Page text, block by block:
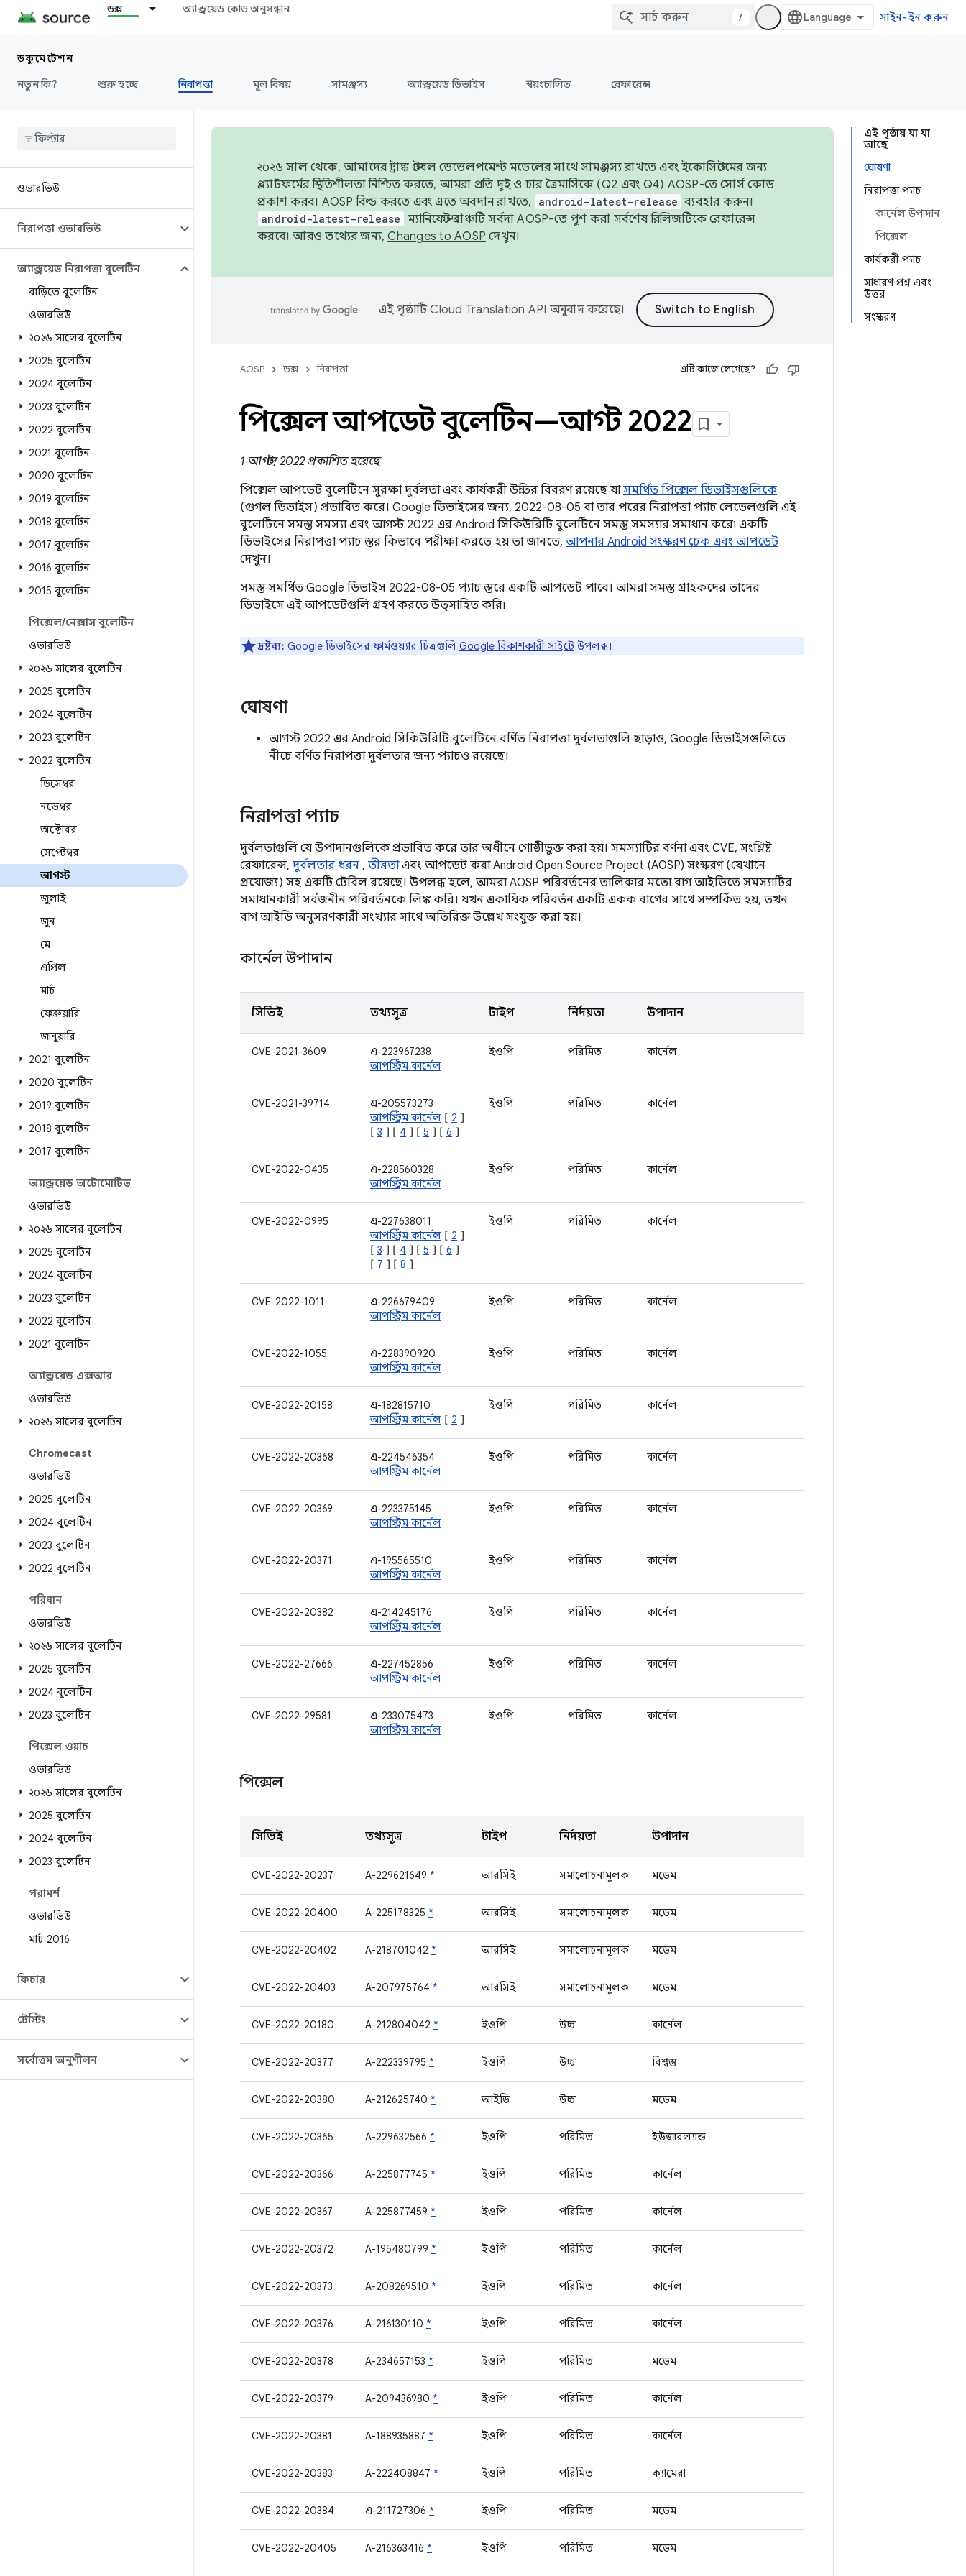
ডক্স অ্যান্ড্রয়েড কোড অনুসন্ধান
/ সাইন-ইন করুন
ডকুমেন্টেশন
নতুন কি?
শুরু হচ্ছে নিরাপত্তা মূল বিষয় সামঞ্জস্য অ্যান্ড্রয়েড ডিভাইস স্বয়ংচালিত রেফারেন্স
ওভারভিউ
নিরাপত্তা ওভারভিউ
অ্যান্ড্রয়েড নিরাপত্তা বুলেটিন
বাড়িতে বুলেটিন
ওভারভিউ
২০২৬ সালের বুলেটিন
2025 বুলেটিন
2024 বুলেটিন
2023 বুলেটিন
2022 বুলেটিন
2021 বুলেটিন
2020 বুলেটিন
2019 বুলেটিন
2018 বুলেটিন
2017 বুলেটিন
2016 বুলেটিন
2015 বুলেটিন
পিক্সেল/নেক্সাস বুলেটিন
ওভারভিউ
২০২৬ সালের বুলেটিন
2025 বুলেটিন
2024 বুলেটিন
2023 বুলেটিন
2022 বুলেটিন
ডিসেম্বর
নভেম্বর
অক্টোবর
সেপ্টেম্বর
আগস্ট
জুলাই
জুন
মে
এপ্রিল
মার্চ
ফেব্রুয়ারি
জানুয়ারি
2021 বুলেটিন
2020 বুলেটিন
2019 বুলেটিন
2018 বুলেটিন
2017 বুলেটিন
অ্যান্ড্রয়েড অটোমোটিভ
ওভারভিউ
২০২৬ সালের বুলেটিন
2025 বুলেটিন
2024 বুলেটিন
2023 বুলেটিন
2022 বুলেটিন
2021 বুলেটিন
অ্যান্ড্রয়েড এক্সআর
ওভারভিউ
২০২৬ সালের বুলেটিন
Chromecast
ওভারভিউ
2025 বুলেটিন
2024 বুলেটিন
2023 বুলেটিন
2022 বুলেটিন
পরিধান
ওভারভিউ
২০২৬ সালের বুলেটিন
2025 বুলেটিন
2024 বুলেটিন
2023 বুলেটিন
পিক্সেল ওয়াচ
ওভারভিউ
২০২৬ সালের বুলেটিন
2025 বুলেটিন
2024 বুলেটিন
2023 বুলেটিন
পরামর্শ
ওভারভিউ
মার্চ 2016
ফিচার
টেস্টিং
সর্বোত্তম অনুশীলন
এই পৃষ্ঠায় যা যা
আছে
ঘোষণা
নিরাপত্তা প্যাচ
কার্নেল উপাদান
পিক্সেল
কার্যকরী প্যাচ
সাধারণ প্রশ্ন এবং
উত্তর
সংস্করণ
২০২৬ সাল থেকে, আমাদের ট্রাঙ্ক স্টেবল ডেভেলপমেন্ট মডেলের সাথে সামঞ্জস্য রাখতে এবং ইকোসিস্টেমের জন্য
প্ল্যাটফর্মের স্থিতিশীলতা নিশ্চিত করতে, আমরা প্রতি দুই ও চার ত্রৈমাসিকে (Q2 এবং Q4) AOSP-তে সোর্স কোড
প্রকাশ করব। AOSP বিল্ড করতে এবং এতে অবদান রাখতে,
android-latest-release ব্যবহার করুন।
android-latest-release ম্যানিফেস্ট ব্রাঞ্চটি সর্বদা AOSP-তে পুশ করা সর্বশেষ রিলিজটিকে রেফারেন্স
করবে। আরও তথ্যের জন্য,Changes to AOSP দেখুন।
এই পৃষ্ঠাটিCloud Translation API অনুবাদ করেছে।
AOSP ডক্স নিরাপত্তা এটি কাজে লেগেছে?
পিক্সেল আপডেট বুলেটিন—আগস্ট 2022
1 আগস্ট, 2022 প্রকাশিত হয়েছে
পিক্সেল আপডেট বুলেটিনে সুরক্ষা দুর্বলতা এবং কার্যকরী উন্নতির বিবরণ রয়েছে যাসমর্থিত পিক্সেল ডিভাইসগুলিকে
(গুগল ডিভাইস) প্রভাবিত করে। Google ডিভাইসের জন্য, 2022-08-05 বা তার পরের নিরাপত্তা প্যাচ লেভেলগুলি এই
বুলেটিনে সমস্ত সমস্যা এবং আগস্ট 2022 এর Android সিকিউরিটি বুলেটিনে সমস্ত সমস্যার সমাধান করে৷ একটি
ডিভাইসের নিরাপত্তা প্যাচ স্তর কিভাবে পরীক্ষা করতে হয় তা জানতে, আপনার Android সংস্করণ চেক এবং আপডেট
দেখুন।
সমস্ত সমর্থিত Google ডিভাইস 2022-08-05 প্যাচ স্তরে একটি আপডেট পাবে। আমরা সমস্ত গ্রাহকদের তাদের
ডিভাইসে এই আপডেটগুলি গ্রহণ করতে উত্সাহিত করি৷
দ্রষ্টব্য: Google ডিভাইসের ফার্মওয়্যার চিত্রগুলি Google বিকাশকারী সাইটে উপলব্ধ।
ঘোষণা
আগস্ট 2022 এর Android সিকিউরিটি বুলেটিনে বর্ণিত নিরাপত্তা দুর্বলতাগুলি ছাড়াও, Google ডিভাইসগুলিতে
নীচে বর্ণিত নিরাপত্তা দুর্বলতার জন্য প্যাচও রয়েছে।
নিরাপত্তা প্যাচ
দুর্বলতাগুলি যে উপাদানগুলিকে প্রভাবিত করে তার অধীনে গোষ্ঠীভুক্ত করা হয়। সমস্যাটির বর্ণনা এবং CVE, সংশ্লিষ্ট
রেফারেন্স, দুর্বলতার ধরন , তীব্রতাএবং আপডেট করা Android Open Source Project (AOSP) সংস্করণ (যেখানে
প্রযোজ্য) সহ একটি টেবিল রয়েছে। উপলব্ধ হলে, আমরা AOSP পরিবর্তনের তালিকার মতো বাগ আইডিতে সমস্যাটির
সমাধানকারী সর্বজনীন পরিবর্তনকে লিঙ্ক করি। যখন একাধিক পরিবর্তন একটি একক বাগের সাথে সম্পর্কিত হয়, তখন
বাগ আইডি অনুসরণকারী সংখ্যার সাথে অতিরিক্ত উল্লেখ সংযুক্ত করা হয়।
কার্নেল উপাদান
সিভিই তথ্যসূত্র টাইপ নির্দয়তা উপাদান
CVE-2021-3609
এ-223967238
আপস্ট্রিম কার্নেল
ইওপি পরিমিত কার্নেল
CVE-2021-39714
এ-205573273
আপস্ট্রিম কার্নেল [ 2 ]
[ 3 ] [ 4 ] [ 5 ] [ 6 ]
ইওপি পরিমিত কার্নেল
CVE-2022-0435
এ-228560328
আপস্ট্রিম কার্নেল
ইওপি পরিমিত কার্নেল
CVE-2022-0995
এ-227638011
আপস্ট্রিম কার্নেল [ 2 ]
[ 3 ] [ 4 ] [ 5 ] [ 6 ]
[ 7 ] [ 8 ]
ইওপি পরিমিত কার্নেল
CVE-2022-1011
এ-226679409
আপস্ট্রিম কার্নেল
ইওপি পরিমিত কার্নেল
CVE-2022-1055
এ-228390920
আপস্ট্রিম কার্নেল
ইওপি পরিমিত কার্নেল
CVE-2022-20158
এ-182815710
আপস্ট্রিম কার্নেল [ 2 ]
ইওপি পরিমিত কার্নেল
CVE-2022-20368
এ-224546354
আপস্ট্রিম কার্নেল
ইওপি পরিমিত কার্নেল
CVE-2022-20369
এ-223375145
আপস্ট্রিম কার্নেল
ইওপি পরিমিত কার্নেল
CVE-2022-20371
এ-195565510
আপস্ট্রিম কার্নেল
ইওপি পরিমিত কার্নেল
CVE-2022-20382
এ-214245176
আপস্ট্রিম কার্নেল
ইওপি পরিমিত কার্নেল
CVE-2022-27666
এ-227452856
আপস্ট্রিম কার্নেল
ইওপি পরিমিত কার্নেল
CVE-2022-29581
এ-233075473
আপস্ট্রিম কার্নেল
ইওপি পরিমিত কার্নেল
পিক্সেল
সিভিই তথ্যসূত্র টাইপ নির্দয়তা উপাদান
CVE-2022-20237 A-229621649 * আরসিই সমালোচনামূলক মডেম
CVE-2022-20400 A-225178325 * আরসিই সমালোচনামূলক মডেম
CVE-2022-20402 A-218701042 * আরসিই সমালোচনামূলক মডেম
CVE-2022-20403 A-207975764 * আরসিই সমালোচনামূলক মডেম
CVE-2022-20180 A-212804042 * ইওপি উচ্চ কার্নেল
CVE-2022-20377 A-222339795 * ইওপি উচ্চ বিশ্বস্ত
CVE-2022-20380 A-212625740 * আইডি উচ্চ মডেম
CVE-2022-20365 A-229632566 * ইওপি পরিমিত ইউজারল্যান্ড
CVE-2022-20366 A-225877745 * ইওপি পরিমিত কার্নেল
CVE-2022-20367 A-225877459 * ইওপি পরিমিত কার্নেল
CVE-2022-20372 A-195480799 * ইওপি পরিমিত কার্নেল
CVE-2022-20373 A-208269510 * ইওপি পরিমিত কার্নেল
CVE-2022-20376 A-216130110 * ইওপি পরিমিত কার্নেল
CVE-2022-20378 A-234657153 * ইওপি পরিমিত মডেম
CVE-2022-20379 A-209436980 * ইওপি পরিমিত কার্নেল
CVE-2022-20381 A-188935887 * ইওপি পরিমিত কার্নেল
CVE-2022-20383 A-222408847 * ইওপি পরিমিত ক্যামেরা
CVE-2022-20384 এ-211727306 * ইওপি পরিমিত মডেম
CVE-2022-20405 A-216363416 * ইওপি পরিমিত মডেম